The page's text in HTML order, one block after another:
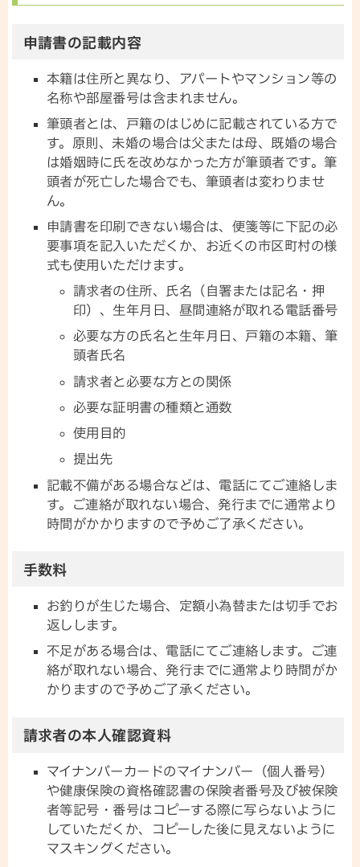
申請書の記載内容
本籍は住所と異なり、アパートやマンション等の
名称や部屋番号は含まれません。
筆頭者とは、戸籍のはじめに記載されている方で
す。原則、未婚の場合は父または母、既婚の場合
は婚姻時に氏を改めなかった方が筆頭者です。筆
頭者が死亡した場合でも、筆頭者は変わりませ
ん。
申請書を印刷できない場合は、便箋等に下記の必
要事項を記入いただくか、お近くの市区町村の様
式も使用いただけます。
請求者の住所、氏名（自署または記名・押
印）、生年月日、昼間連絡が取れる電話番号
必要な方の氏名と生年月日、戸籍の本籍、筆
頭者氏名
請求者と必要な方との関係
必要な証明書の種類と通数
使用目的
提出先
記載不備がある場合などは、電話にてご連絡しま
す。ご連絡が取れない場合、発行までに通常より
時間がかかりますので予めご了承ください。
手数料
お釣りが生じた場合、定額小為替または切手でお
返しします。
不足がある場合は、電話にてご連絡します。ご連
絡が取れない場合、発行までに通常より時間がか
かりますので予めご了承ください。
請求者の本人確認資料
マイナンバーカードのマイナンバー（個人番号）
や健康保険の資格確認書の保険者番号及び被保険
者等記号・番号はコピーする際に写らないように
していただくか、コピーした後に見えないように
マスキングください。